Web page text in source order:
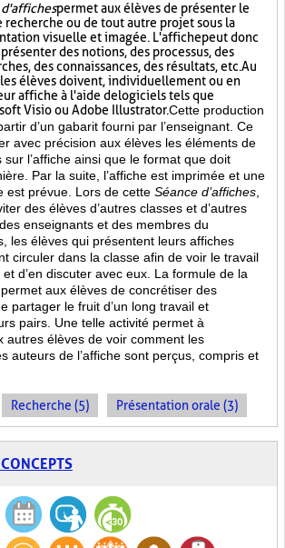
d'affichespermet aux élèves de présenter le
ou de tout autre projet sous la
visuelle et imagée. L'affichepeut donc
des notions, des processus, des
des connaissances, des résultats, etc. Au
élèves doivent, individuellement ou en
affiche à l'aide de logiciels tels que
Visio ou Adobe Illustrator.Cette production
d’un gabarit fourni par l’enseignant. Ce
avec précision aux élèves les éléments de
l’affiche ainsi que le format que doit
Par la suite, l’affiche est imprimée et une
est prévue. Lors de cette Séance d’affiches
des élèves d’autres classes et d’autres
enseignants et des membres du
les élèves qui présentent leurs affiches
circuler dans la classe afin de voir le travail
d’en discuter avec eux. La formule de la
permet aux élèves de concrétiser des
partager le fruit d’un long travail et
pairs. Une telle activité permet à
autres élèves de voir comment les
auteurs de l’affiche sont perçus, compris et
Recherche (5) Présentation orale (3)